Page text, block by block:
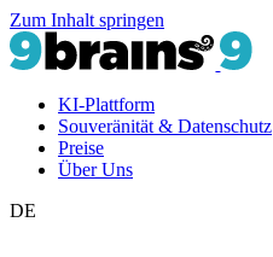
Zum Inhalt springen
KI-Plattform
Souveränität & Datenschutz
Preise
Über Uns
DE